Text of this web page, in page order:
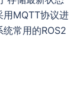
用MQTT协议进
常用的ROS2